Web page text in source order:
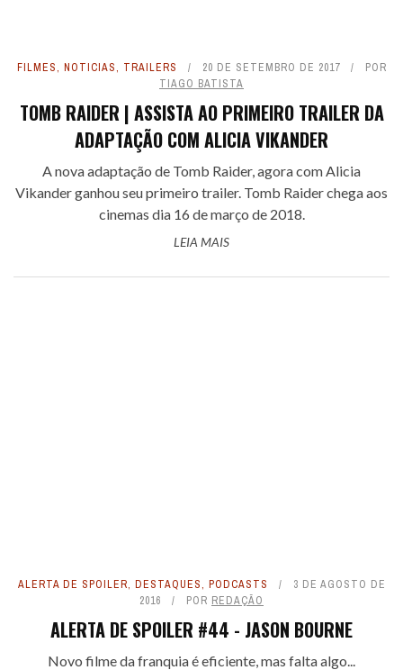
FILMES, NOTICIAS, TRAILERS 20 DE SETEMBRO DE 2017
POR
TIAGO BATISTA
TOMB RAIDER | ASSISTA AO PRIMEIRO TRAILER DA
ADAPTAÇÃO COM ALICIA VIKANDER
A nova adaptação de Tomb Raider, agora com Alicia
Vikander ganhou seu primeiro trailer. Tomb Raider chega aos
cinemas dia 16 de março de 2018.
LEIA MAIS
ALERTA DE SPOILER, DESTAQUES, PODCASTS
3 DE AGOSTO DE
2016
POR REDAÇÃO
ALERTA DE SPOILER #44 - JASON BOURNE
Novo filme da franquia é eficiente, mas falta algo...